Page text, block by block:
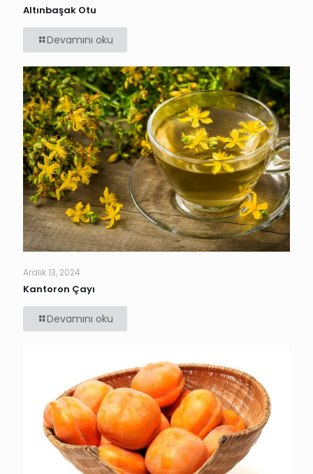
Altınbaşak Otu
Devamını oku
Aralık 13, 2024
Kantoron Çayı
Devamını oku